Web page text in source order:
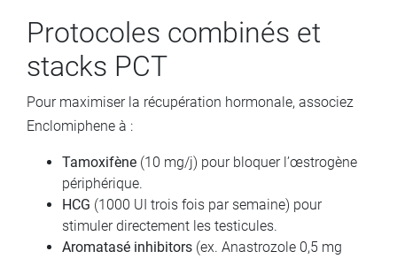
Protocoles combinés et
stacks PCT
Pour maximiser la récupération hormonale, associez
Enclomiphene à :
Tamoxifène (10 mg/j) pour bloquer l’œstrogène
périphérique.
HCG (1000 UI trois fois par semaine) pour
stimuler directement les testicules.
Aromatasé inhibitors (ex. Anastrozole 0,5 mg